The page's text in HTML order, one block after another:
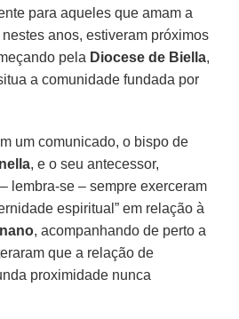
para aqueles que amam a
anos, estiveram próximos
pela Diocese de Biella,
a comunidade fundada por
um comunicado, o bispo de
, e o seu antecessor,
lembra-se – sempre exerceram
espiritual” em relação à
, acompanhando de perto a
que a relação de
proximidade nunca